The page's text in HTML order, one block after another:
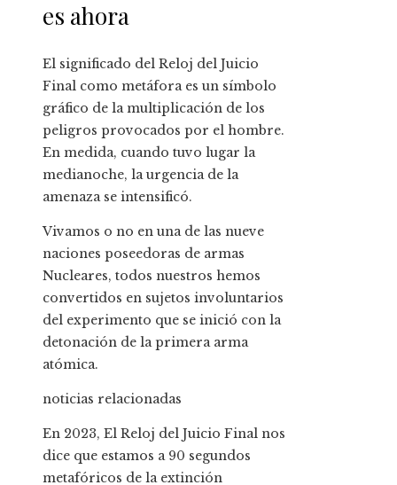
es ahora
El significado del Reloj del Juicio
Final como metáfora es un símbolo
gráfico de la multiplicación de los
peligros provocados por el hombre.
En medida, cuando tuvo lugar la
medianoche, la urgencia de la
amenaza se intensificó.
Vivamos o no en una de las nueve
naciones poseedoras de armas
Nucleares, todos nuestros hemos
convertidos en sujetos involuntarios
del experimento que se inició con la
detonación de la primera arma
atómica.
noticias relacionadas
En 2023, El Reloj del Juicio Final nos
dice que estamos a 90 segundos
metafóricos de la extinción